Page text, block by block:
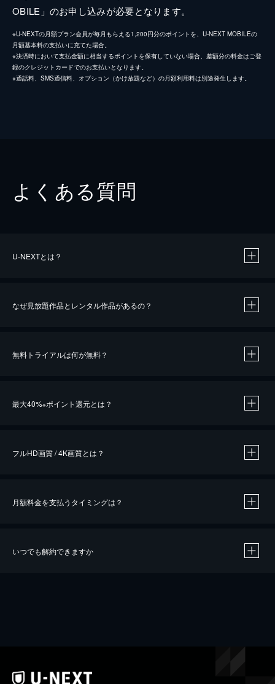
OBILE」のお申し込みが必要となります。
※U-NEXTの月額プラン会員が毎月もらえる1,200円分のポイントを、U-NEXT MOBILEの
月額基本料の支払いに充てた場合。
※決済時において支払金額に相当するポイントを保有していない場合、差額分の料金はご登
録のクレジットカードでのお支払いとなります。
※通話料、SMS通信料、オプション（かけ放題など）の月額利用料は別途発生します。
よくある質問
U-NEXTとは？
なぜ見放題作品とレンタル作品があるの？
無料トライアルは何が無料？
最大40%※ポイント還元とは？
※40％ポイント還元の対象は、クレジットカード決済による作品の購入 / レンタルです。
フルHD画質 / 4K画質とは？
月額料金を支払うタイミングは？
いつでも解約できますか